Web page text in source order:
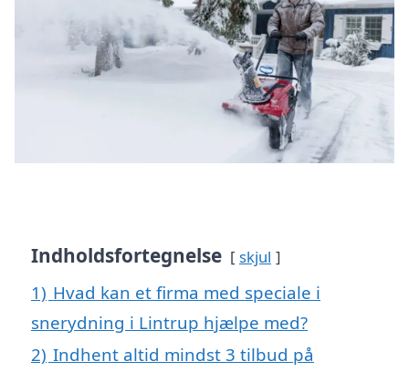
Indholdsfortegnelse skjul
1) Hvad kan et firma med speciale i
snerydning i Lintrup hjælpe med?
2) Indhent altid mindst 3 tilbud på